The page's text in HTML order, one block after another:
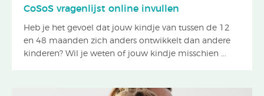
CoSoS vragenlijst online invullen
Heb je het gevoel dat jouw kindje van tussen de 12
en 48 maanden zich anders ontwikkelt dan andere
kinderen? Wil je weten of jouw kindje misschien ...